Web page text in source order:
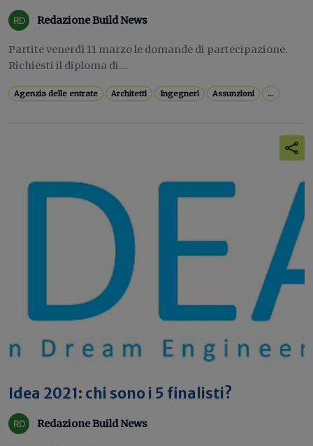
Redazione Build News
Partite venerdì 11 marzo le domande di partecipazione.
Richiesti il diploma di...
Agenzia delle entrate Architetti Ingegneri Assunzioni ...
Idea 2021: chi sono i 5 finalisti?
Redazione Build News